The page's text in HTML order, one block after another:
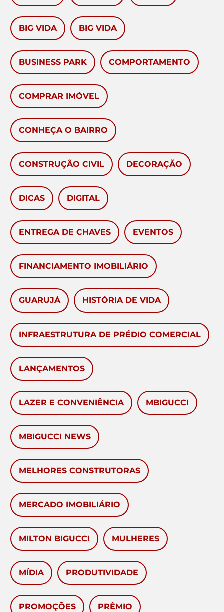
BIG VIDA BIG VIDA
BUSINESS PARK COMPORTAMENTO
COMPRAR IMÓVEL
CONHEÇA O BAIRRO
CONSTRUÇÃO CIVIL DECORAÇÃO
DICAS DIGITAL
ENTREGA DE CHAVES EVENTOS
FINANCIAMENTO IMOBILIÁRIO
GUARUJÁ HISTÓRIA DE VIDA
INFRAESTRUTURA DE PRÉDIO COMERCIAL
LANÇAMENTOS
LAZER E CONVENIÊNCIA MBIGUCCI
MBIGUCCI NEWS
MELHORES CONSTRUTORAS
MERCADO IMOBILIÁRIO
MILTON BIGUCCI MULHERES
MÍDIA PRODUTIVIDADE
PROMOÇÕES PRÊMIO